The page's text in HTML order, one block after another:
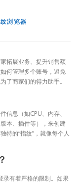
浏览器
拓展业务、提升销售额
何管理多个账号，避免
了商家们的得力助手。
信息（如CPU、内存、
本、插件等），来创建
特的“指纹”，就像每个人
录有着严格的限制。如果